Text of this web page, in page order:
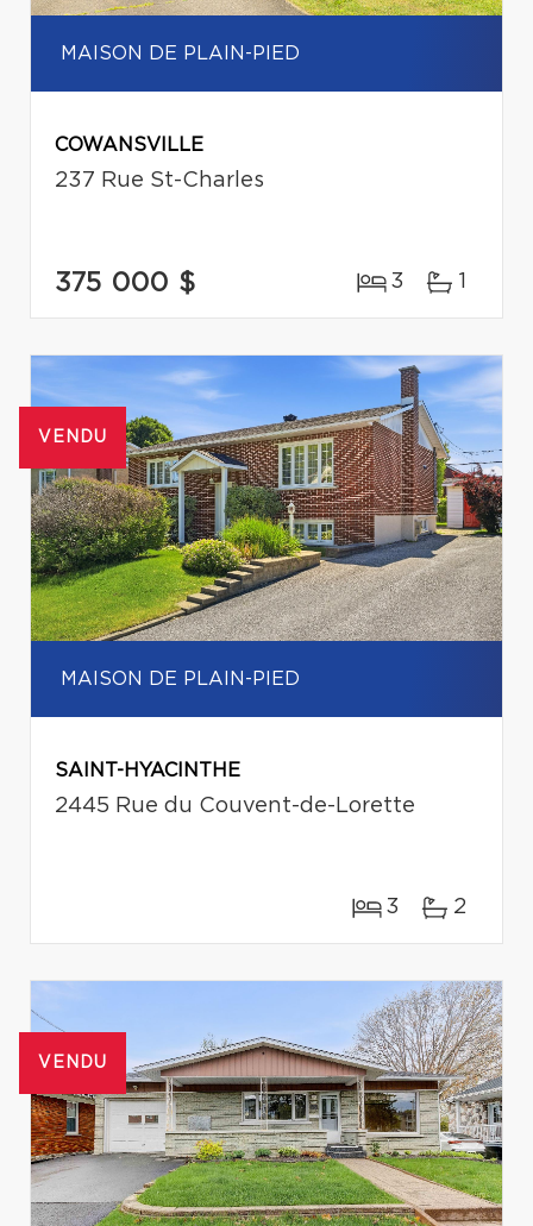
MAISON DE PLAIN-PIED
COWANSVILLE
237 Rue St-Charles
375 000 $ 3 1
VENDU
MAISON DE PLAIN-PIED
SAINT-HYACINTHE
2445 Rue du Couvent-de-Lorette
3 2
VENDU